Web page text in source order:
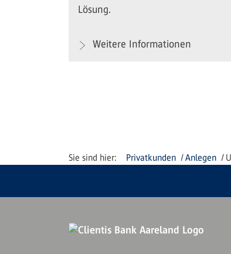
Lösung.
Weitere Informationen
Privatkunden Anlegen